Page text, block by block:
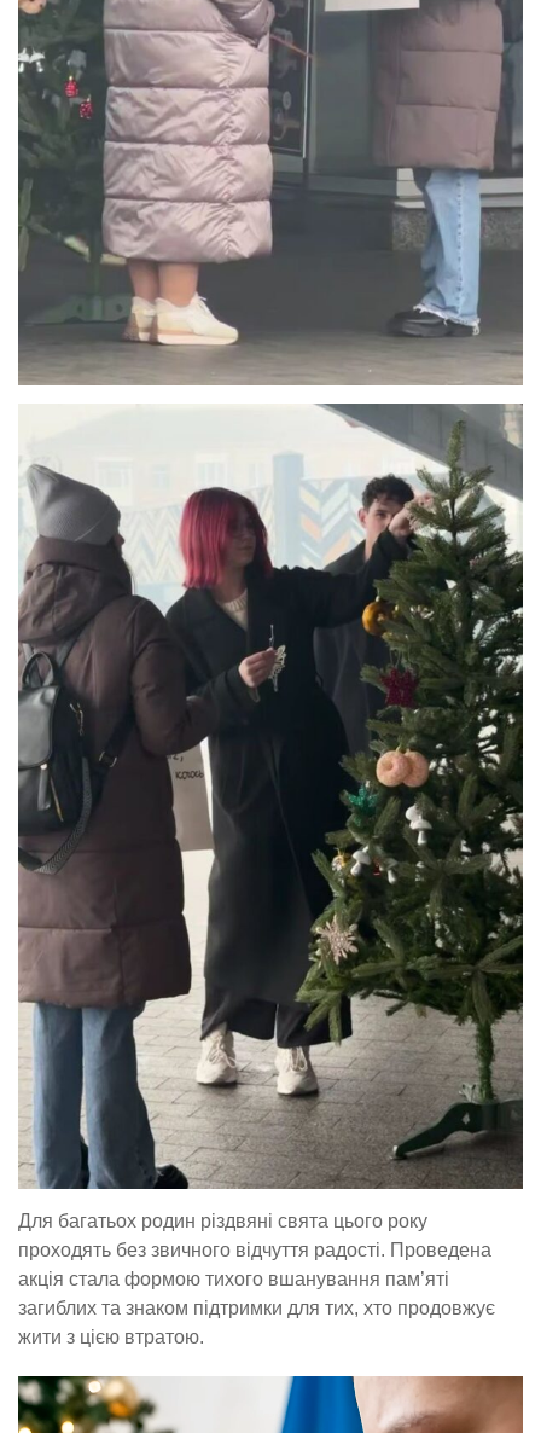
Для багатьох родин різдвяні свята цього року
проходять без звичного відчуття радості. Проведена
акція стала формою тихого вшанування пам’яті
загиблих та знаком підтримки для тих, хто продовжує
жити з цією втратою.